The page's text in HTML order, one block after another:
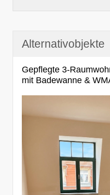
Alternativobjekte
Gepflegte 3-
mit Badewanne &